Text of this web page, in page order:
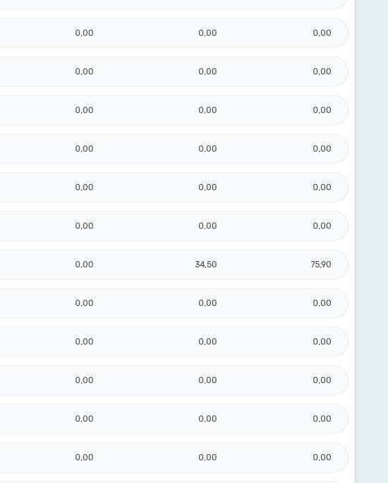
0,00 0,00 0,00
0,00 0,00 0,00
0,00 0,00 0,00
0,00 0,00 0,00
0,00 0,00 0,00
0,00 0,00 0,00
0,00 34,50 75,90
0,00 0,00 0,00
0,00 0,00 0,00
0,00 0,00 0,00
0,00 0,00 0,00
0,00 0,00 0,00